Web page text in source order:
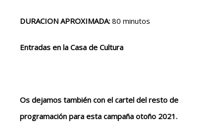
DURACION APROXIMADA: 80 minutos
Entradas en la Casa de Cultura
Os dejamos también con el cartel del resto de
programación para esta campaña otoño 2021.